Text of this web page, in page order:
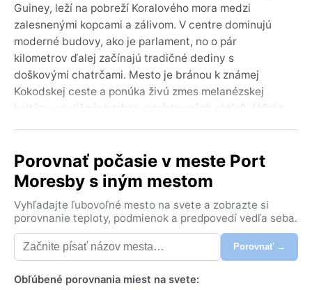
Guiney, leží na pobreží Koralového mora medzi
zalesnenými kopcami a zálivom. V centre dominujú
moderné budovy, ako je parlament, no o pár
kilometrov ďalej začínajú tradičné dediny s
doškovými chatrčami. Mesto je bránou k známej
Kokodskej ceste a ponúka živú zmes melanézskej
kultúry, pouličných trhov a prístavných aktivít. Vďaka
mestským ruchom.
Podnebie je tropické savanové (Aw podľa Köppena).
Počas vlhkého obdobia od decembra do marca
padajú prudké lejaky, často popoludní, a vlhkosť stúpa
na nepríjemnú úroveň. Teploty sa celoročne pohybujú
okolo 25–32 °C. Suchšie mesiace od mája do októbra
sú príjemnejšie – slnko svieti viac, zrážok je menej a
vzduch je sviežejší. Na cestu sa hodí ľahké bavlnené
Porovnať počasie v meste Port
Moresby s iným mestom
Vyhľadajte ľubovoľné mesto na svete a zobrazte si
porovnanie teploty, podmienok a predpovedí vedľa seba.
Porovnať →
Obľúbené porovnania miest na svete: